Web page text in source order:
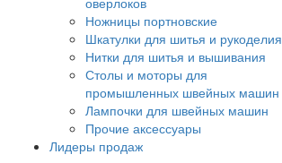
Ножницы портновские
Шкатулки для шитья и рукоделия
Нитки для шитья и вышивания
Столы и моторы для
промышленных швейных машин
Лампочки для швейных машин
Прочие аксессуары
Лидеры продаж